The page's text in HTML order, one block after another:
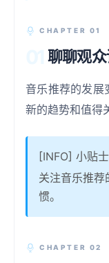
CHAPTER 01
聊聊观
音乐推荐的发展
新的趋势和值得
[INFO] 小贴士
关注音乐推荐
惯。
CHAPTER 02